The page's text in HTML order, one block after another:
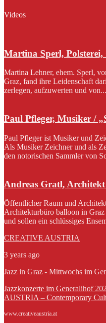
Videos
Martina Sperl, Polsterei,
Martina Lehner, ehem. Sperl,
Graz, fand ihre Leidenschaft
zerlegen, aufzuwerten und von...
Paul Pfleger, Musiker /
Paul Pfleger ist Musiker und
Als Musiker Zeichner und als
den notorischen Sammler von
Andreas Gratl,
Öffentlicher Raum und
Architekturbüro balloon in
und sollen ein schlüssiges
CREATIVE AUSTRIA
3 years ago
Jazz in Graz - Mittwochs im
Jazzkonzerte im Generalihof
AUSTRIA – Contemporary
www.creativeaustria.at